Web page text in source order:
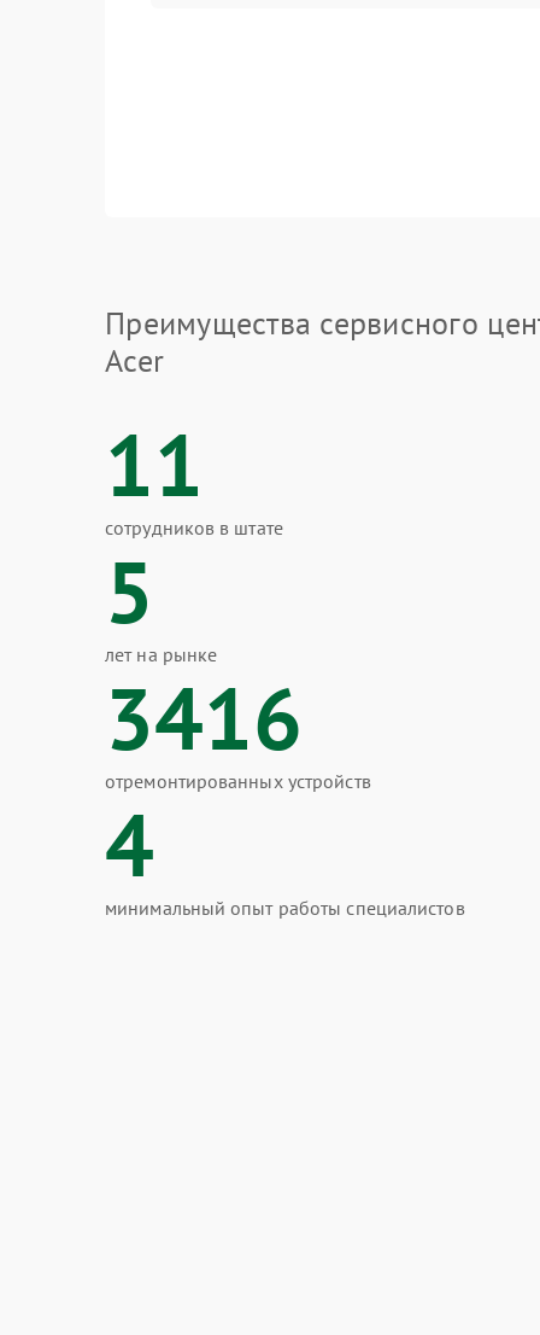
Преимущества сервисного
Acer
11
сотрудников в штате
5
лет на рынке
3416
отремонтированных устройств
4
минимальный опыт работы специалистов